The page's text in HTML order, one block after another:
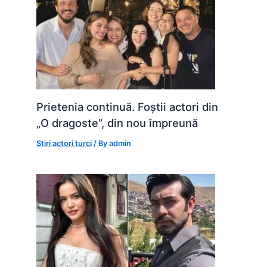
Prietenia continuă. Foștii actori din
„O dragoste”, din nou împreună
Stiri actori turci / Byadmin